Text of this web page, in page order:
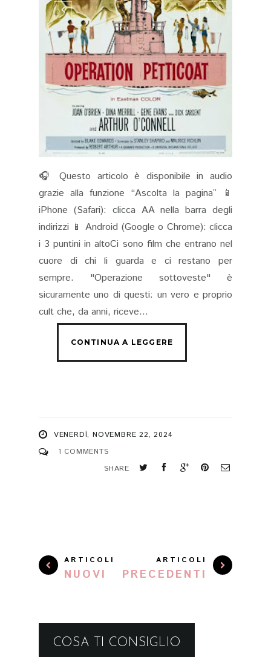
🎧 Questo articolo è disponibile in audio
grazie alla funzione “Ascolta la pagina” 📱
iPhone (Safari): clicca AA nella barra degli
indirizzi 📱 Android (Google o Chrome): clicca
i 3 puntini in altoCi sono film che entrano nel
cuore di chi li guarda e ci restano per
sempre. "Operazione sottoveste" è
sicuramente uno di questi: un vero e proprio
cult che, da anni, riceve...
VENERDÌ, NOVEMBRE 22, 2024
1 COMMENTS
SHARE
ARTICOLI
NUOVI
ARTICOLI
PRECEDENTI
COSA TI CONSIGLIO